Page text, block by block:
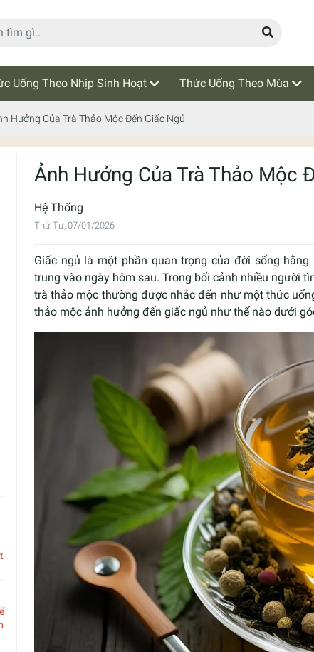
Uống Theo Nhịp Sinh Hoạt Thức Uống Theo Mùa
Hưởng Của Trà Thảo Mộc Đến Giấc Ngủ
Ảnh Hưởng Của Trà Thảo Mộc
Hệ Thống
Thứ Tư, 07/01/2026
Giấc ngủ là một phần quan trọng của đời sống
trung vào ngày hôm sau. Trong bối cảnh nhiều người
trà thảo mộc thường được nhắc đến như một thức
thảo mộc ảnh hưởng đến giấc ngủ như thế nào dưới